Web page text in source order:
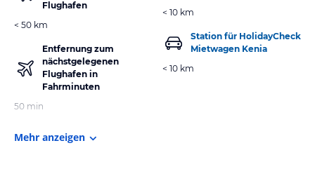
Flughafen
< 50 km
Entfernung zum
nächstgelegenen
Flughafen in
Fahrminuten
50 min
< 10 km
Station für HolidayCheck
Mietwagen Kenia
< 10 km
Mehr anzeigen